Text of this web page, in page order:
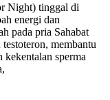
Night) tinggal di
energi dan
pada pria Sahabat
membantu
kekentalan sperma